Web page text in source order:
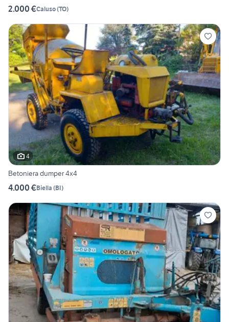
2.000 €Caluso(TO)
4
Betoniera dumper 4x4
4.000 €Biella (BI)